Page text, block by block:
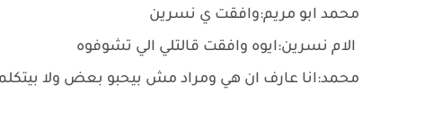
محمد ابو مريم:وافقت ي نسرين
الام نسرين:ايوه وافقت قالتلي الي تشوفوه
محمد:انا عارف ان هي ومراد مش بيحبو بعض ولا